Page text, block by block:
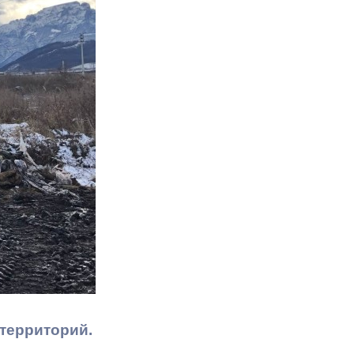
Противодействие коррупции
Градостроительная деятельность
Формирование комфортной
городской среды
Бюджет для граждан
Пространственные сведения
Гражданская оборона в
чрезвычайных ситуациях
Незаконное строительство
органа